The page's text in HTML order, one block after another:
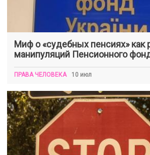
Миф о «судебных пенсиях» как
манипуляций Пенсионного
ПРАВА ЧЕЛОВЕКА 10 июл